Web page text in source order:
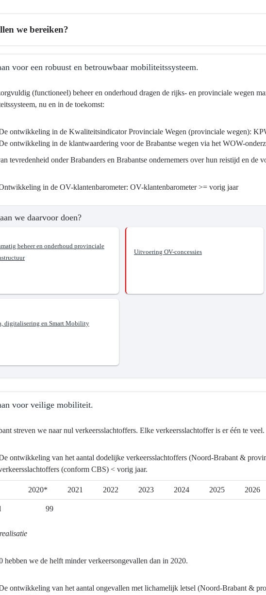
we bereiken?
voor een robuust en betrouwbaar mobiliteitssysteem.
(functioneel) beheer en onderhoud dragen de rijks- en provinciale wegen
nu en in de toekomst:
ontwikkeling in de Kwaliteitsindicator Provinciale Wegen (provinciale wegen):
ontwikkeling in de klantwaardering voor de Brabantse wegen via het WOW-
tevredenheid onder Brabanders en Brabantse ondernemers over hun reistijd en de
in de OV-klantenbarometer: OV-klantenbarometer >= vorig jaar
we daarvoor doen?
beheer en onderhoud provinciale
Uitvoering OV-concessies
digitalisering en Smart Mobility
voor veilige mobiliteit.
streven we naar nul verkeersslachtoffers. Elke verkeersslachtoffer is er één te veel.
ontwikkeling van het aantal dodelijke verkeersslachtoffers (Noord-Brabant &
(conform CBS) < vorig jaar.
2020* 2021 2022 2023 2024 2025 2026
99
hebben we de helft minder verkeersongevallen dan in 2020.
ontwikkeling van het aantal ongevallen met lichamelijk letsel (Noord-Brabant &